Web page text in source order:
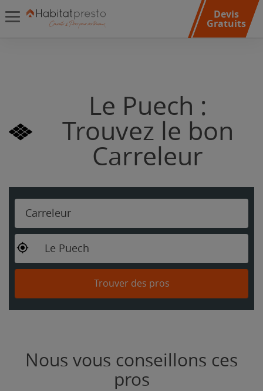
Devis
Gratuits
Le Puech :
Trouvez le bon
Carreleur
Carreleur
Le Puech
Trouver des pros
Nous vous conseillons ces
pros